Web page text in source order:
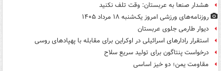
هشدار صنعا به عربستان: وقت تلف نکنید
روزنامه‌های ورزشی امروز یک‌شنبه ۱۸ مرداد ۱۴۰۵
دیوار طارمی جلوی عربستان
استقرار رادارهای اسرائیلی در اوکراین برای مقابله با پهپادهای روسی
درخواست پنتاگون برای تولید سریع سلاح
مقاومت یمن؛ دو خیز اساسی